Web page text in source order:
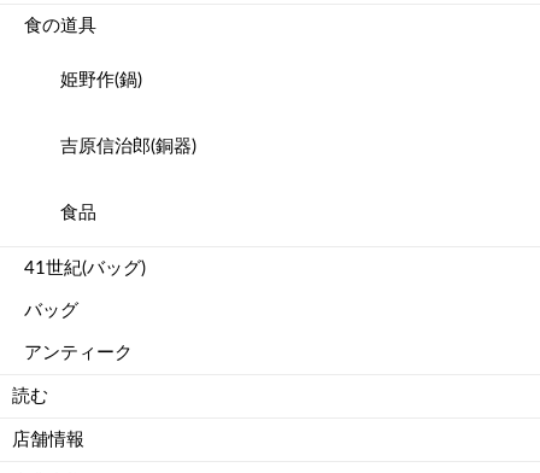
食の道具
姫野作(鍋)
吉原信治郎(銅器)
食品
41世紀(バッグ)
バッグ
アンティーク
読む
店舗情報